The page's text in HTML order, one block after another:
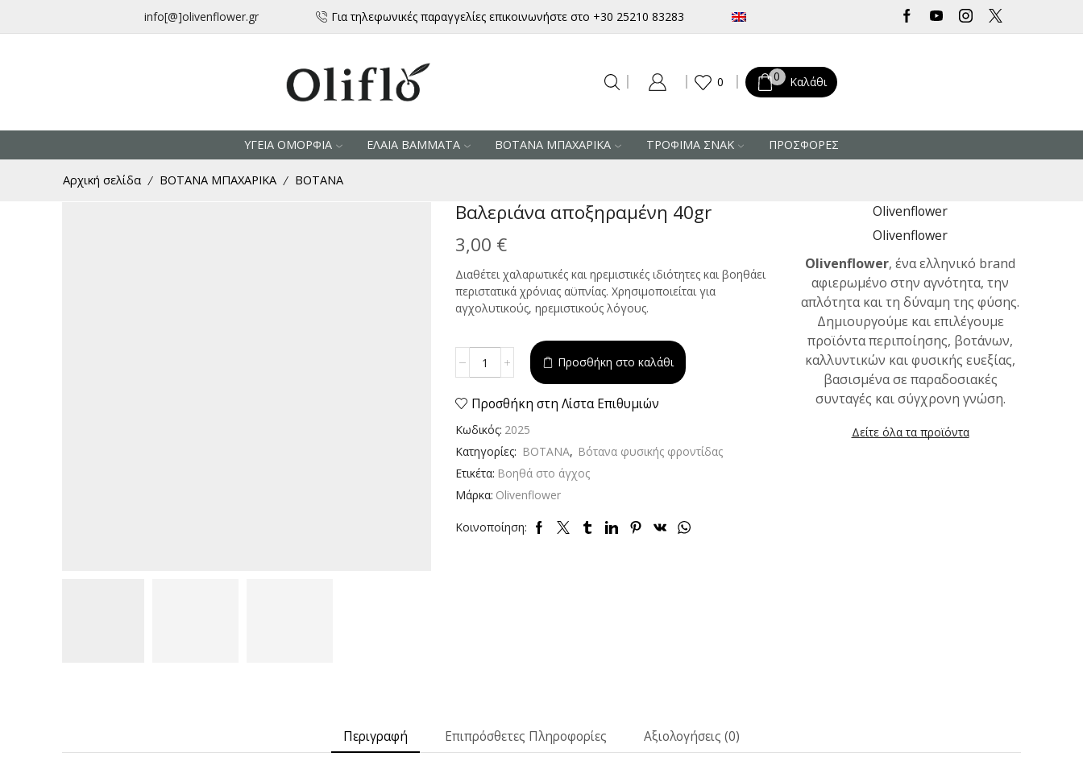
info[@]olivenflower.gr
για αγορές άνω των 30 € από την Ελλάδα Για τηλεφωνικές παραγγελίες επικοινωνήστε στο +30 25210 83283 Δωρεάν μεταφορικά για αγορές άνω των 30 € από την Ελλάδα
0 0 Καλάθι
ΥΓΕΙΑ ΟΜΟΡΦΙΑ ΕΛΑΙΑ ΒΑΜΜΑΤΑ ΒΟΤΑΝΑ ΜΠΑΧΑΡΙΚΑ ΤΡΟΦΙΜΑ ΣΝΑΚ ΠΡΟΣΦΟΡΕΣ
Αρχική σελίδα / ΒΟΤΑΝΑ ΜΠΑΧΑΡΙΚΑ / ΒΟΤΑΝΑ
Βαλεριάνα αποξηραμένη 40gr
3,00 €
Διαθέτει χαλαρωτικές και ηρεμιστικές ιδιότητες και βοηθάει
περιστατικά χρόνιας αϋπνίας. Χρησιμοποιείται για
αγχολυτικούς, ηρεμιστικούς λόγους.
αποξηραμένη
ποσότητα
Προσθήκη στο καλάθι
Alternative:
Προσθήκη στη Λίστα Επιθυμιών
Κωδικός: 2025
Κατηγορίες: ΒΟΤΑΝΑ, Βότανα φυσικής φροντίδας
Ετικέτα: Βοηθά στο άγχος
Μάρκα: Olivenflower
Κοινοποίηση:
Olivenflower
Olivenflower
Olivenflower, ένα ελληνικό brand
αφιερωμένο στην αγνότητα, την
απλότητα και τη δύναμη της φύσης.
Δημιουργούμε και επιλέγουμε
προϊόντα περιποίησης, βοτάνων,
καλλυντικών και φυσικής ευεξίας,
βασισμένα σε παραδοσιακές
συνταγές και σύγχρονη γνώση.
Δείτε όλα τα προϊόντα
Περιγραφή Επιπρόσθετες Πληροφορίες Αξιολογήσεις (0)